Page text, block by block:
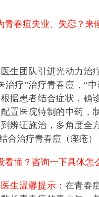
青春痘失业、失恋？来
生团队引进光动力治
治疗”治疗青春痘，“
据患者结合症状，确
置医院特制的中药，
辨证施治，多角度全
合治疗青春痘（痤疮）
看懂？咨询一下具体怎
生温馨提示： 在青春